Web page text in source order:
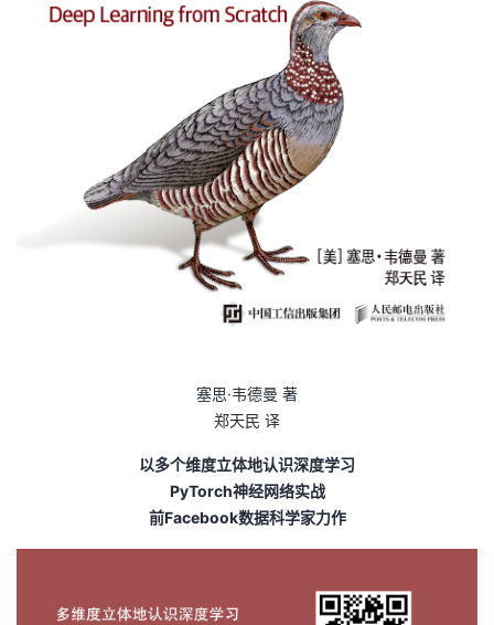
塞思·韦德曼 著
郑天民 译
以多个维度立体地认识深度学习
PyTorch神经网络实战
前Facebook数据科学家力作